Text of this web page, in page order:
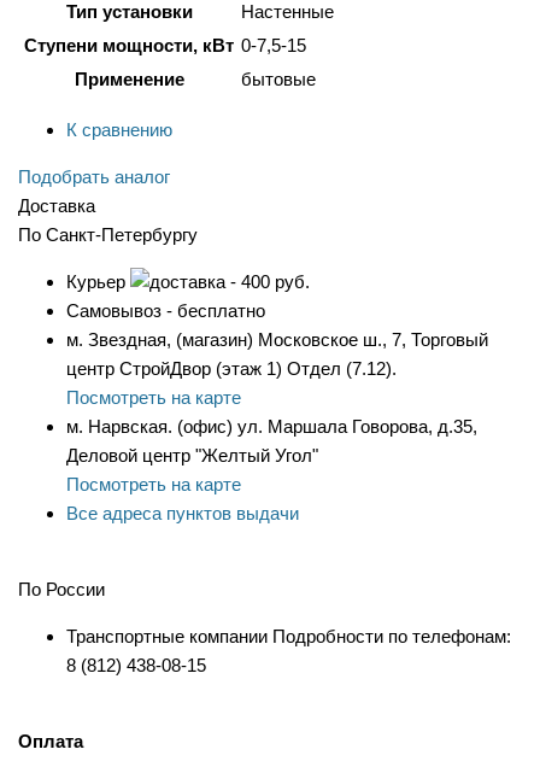
Тип установки
Настенные
Ступени мощности, кВт 0-7,5-15
Применение
бытовые
К сравнению
Подобрать аналог
Доставка
По Санкт-Петербургу
Курьер
- 400 руб.
Самовывоз - бесплатно
м. Звездная, (магазин) Московское ш., 7, Торговый
центр СтройДвор (этаж 1) Отдел (7.12).
Посмотреть на карте
м. Нарвская. (офис) ул. Маршала Говорова, д.35,
Деловой центр "Желтый Угол"
Посмотреть на карте
Все адреса пунктов выдачи
По России
Транспортные компании Подробности по телефонам:
8 (812) 438-08-15
Оплата